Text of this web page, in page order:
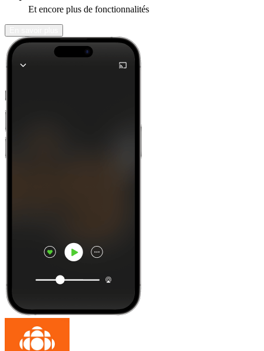
Et encore plus de fonctionnalités